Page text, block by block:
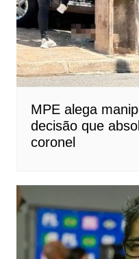
MPE alega
decisão que
coronel